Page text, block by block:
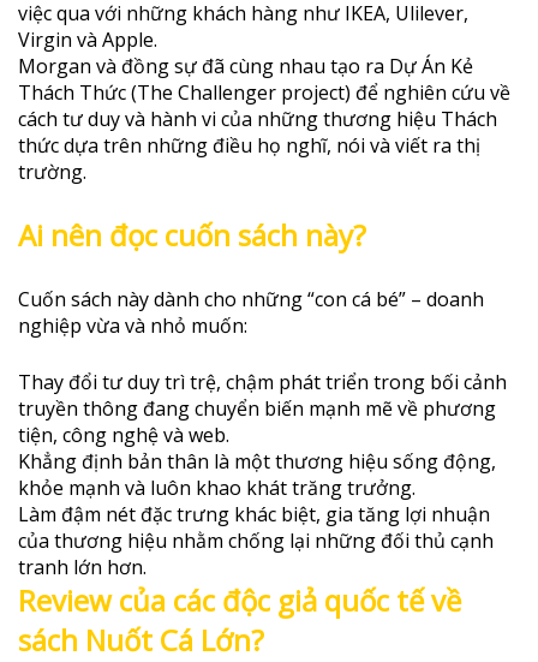
việc qua với những khách hàng như IKEA, Ulilever,
Virgin và Apple.
Morgan và đồng sự đã cùng nhau tạo ra Dự Án Kẻ
Thách Thức (The Challenger project) để nghiên cứu về
cách tư duy và hành vi của những thương hiệu Thách
thức dựa trên những điều họ nghĩ, nói và viết ra thị
trường.
Ai nên đọc cuốn sách này?
Cuốn sách này dành cho những “con cá bé” – doanh
nghiệp vừa và nhỏ muốn:
Thay đổi tư duy trì trệ, chậm phát triển trong bối cảnh
truyền thông đang chuyển biến mạnh mẽ về phương
tiện, công nghệ và web.
Khẳng định bản thân là một thương hiệu sống động,
khỏe mạnh và luôn khao khát trăng trưởng.
Làm đậm nét đặc trưng khác biệt, gia tăng lợi nhuận
của thương hiệu nhằm chống lại những đối thủ cạnh
tranh lớn hơn.
Review của các độc giả quốc tế về
sách Nuốt Cá Lớn?